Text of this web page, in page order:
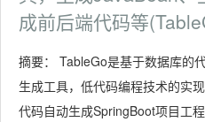
成前后端代码等
摘要： TableGo是基于数据库的
生成工具，低代码编程技术的实
代码自动生成SpringBoot项目工